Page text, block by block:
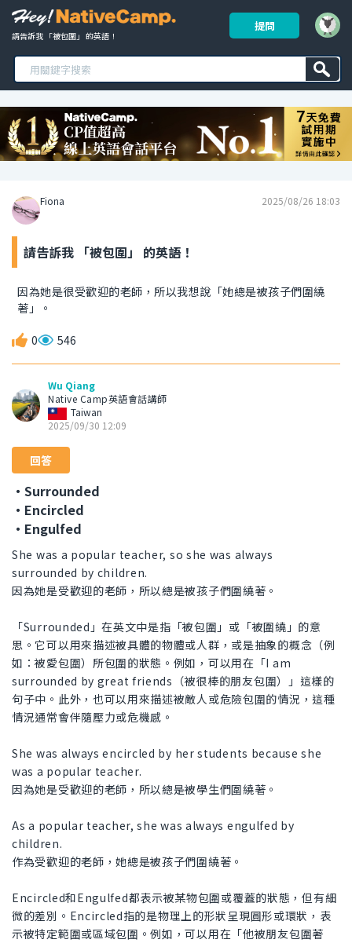
請告訴我 「被包圍」 的英語！
提問
Fiona 2025/08/26 18:03
請告訴我 「被包圍」 的英語！
因為她是很受歡迎的老師，所以我想說「她總是被孩子們圍繞
著」。
0 546
Wu Qiang
Native Camp英語會話講師
Taiwan
2025/09/30 12:09
回答
・Surrounded
・Encircled
・Engulfed
She was a popular teacher, so she was always
surrounded by children.
因為她是受歡迎的老師，所以總是被孩子們圍繞著。
「Surrounded」在英文中是指「被包圍」或「被圍繞」的意
思。它可以用來描述被具體的物體或人群，或是抽象的概念（例
如：被愛包圍）所包圍的狀態。例如，可以用在「I am
surrounded by great friends（被很棒的朋友包圍）」這樣的
句子中。此外，也可以用來描述被敵人或危險包圍的情況，這種
情況通常會伴隨壓力或危機感。
She was always encircled by her students because she
was a popular teacher.
因為她是受歡迎的老師，所以總是被學生們圍繞著。
As a popular teacher, she was always engulfed by
children.
作為受歡迎的老師，她總是被孩子們圍繞著。
Encircled和Engulfed都表示被某物包圍或覆蓋的狀態，但有細
微的差別。Encircled指的是物理上的形狀呈現圓形或環狀，表
示被特定範圍或區域包圍。例如，可以用在「他被朋友包圍著